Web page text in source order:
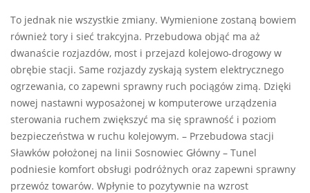
To jednak nie wszystkie zmiany. Wymienione zostaną bowiem
również tory i sieć trakcyjna. Przebudowa objąć ma aż
dwanaście rozjazdów, most i przejazd kolejowo-drogowy w
obrębie stacji. Same rozjazdy zyskają system elektrycznego
ogrzewania, co zapewni sprawny ruch pociągów zimą. Dzięki
nowej nastawni wyposażonej w komputerowe urządzenia
sterowania ruchem zwiększyć ma się sprawność i poziom
bezpieczeństwa w ruchu kolejowym. – Przebudowa stacji
Sławków położonej na linii Sosnowiec Główny – Tunel
podniesie komfort obsługi podróżnych oraz zapewni sprawny
przewóz towarów. Wpłynie to pozytywnie na wzrost